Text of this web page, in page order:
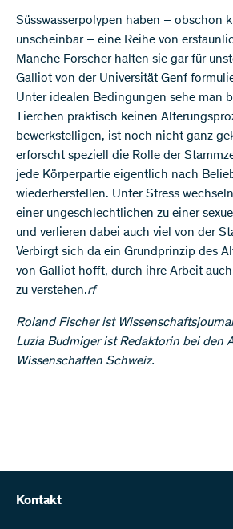
Süsswasserpolypen haben – obschon
unscheinbar – eine Reihe von
Manche Forscher halten sie gar für
Galliot von der Universität Genf
Unter idealen Bedingungen sehe man
Tierchen praktisch keinen
bewerkstelligen, ist noch nicht ganz
erforscht speziell die Rolle der
jede Körperpartie eigentlich nach
wiederherstellen. Unter Stress
einer ungeschlechtlichen zu einer
und verlieren dabei auch viel von der
Verbirgt sich da ein Grundprinzip des
von Galliot hofft, durch ihre Arbeit
zu verstehen.rf
Roland Fischer ist
Luzia Budmiger ist Redaktorin bei den
Wissenschaften Schweiz.
Kontakt
Schweizerischer Nationalfonds (SNF)